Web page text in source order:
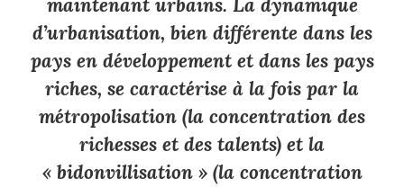
maintenant urbains. La dynamique
d’urbanisation, bien différente dans les
pays en développement et dans les pays
riches, se caractérise à la fois par la
métropolisation (la concentration des
richesses et des talents) et la
« bidonvillisation » (la concentration